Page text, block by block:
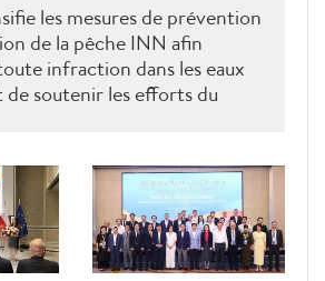
les mesures de prévention
de la pêche INN afin
infraction dans les eaux
de soutenir les efforts du